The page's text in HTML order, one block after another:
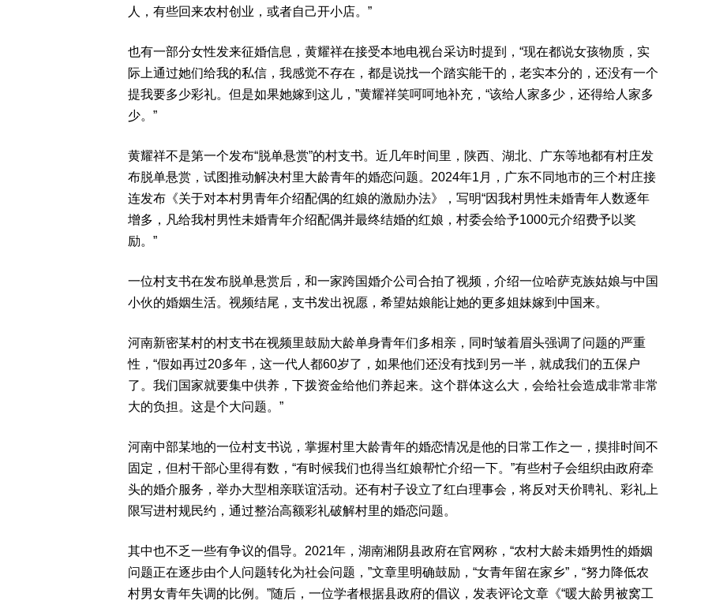
人，有些回来农村创业，或者自己开小店。”
也有一部分女性发来征婚信息，黄耀祥在接受本地电视台采访时提到，“现在都说女孩物质，实
际上通过她们给我的私信，我感觉不存在，都是说找一个踏实能干的，老实本分的，还没有一个
提我要多少彩礼。但是如果她嫁到这儿，”黄耀祥笑呵呵地补充，“该给人家多少，还得给人家多
少。”
黄耀祥不是第一个发布“脱单悬赏”的村支书。近几年时间里，陕西、湖北、广东等地都有村庄发
布脱单悬赏，试图推动解决村里大龄青年的婚恋问题。2024年1月，广东不同地市的三个村庄接
连发布《关于对本村男青年介绍配偶的红娘的激励办法》，写明“因我村男性未婚青年人数逐年
增多，凡给我村男性未婚青年介绍配偶并最终结婚的红娘，村委会给予1000元介绍费予以奖
励。”
一位村支书在发布脱单悬赏后，和一家跨国婚介公司合拍了视频，介绍一位哈萨克族姑娘与中国
小伙的婚姻生活。视频结尾，支书发出祝愿，希望姑娘能让她的更多姐妹嫁到中国来。
河南新密某村的村支书在视频里鼓励大龄单身青年们多相亲，同时皱着眉头强调了问题的严重
性，“假如再过20多年，这一代人都60岁了，如果他们还没有找到另一半，就成我们的五保户
了。我们国家就要集中供养，下拨资金给他们养起来。这个群体这么大，会给社会造成非常非常
大的负担。这是个大问题。”
河南中部某地的一位村支书说，掌握村里大龄青年的婚恋情况是他的日常工作之一，摸排时间不
固定，但村干部心里得有数，“有时候我们也得当红娘帮忙介绍一下。”有些村子会组织由政府牵
头的婚介服务，举办大型相亲联谊活动。还有村子设立了红白理事会，将反对天价聘礼、彩礼上
限写进村规民约，通过整治高额彩礼破解村里的婚恋问题。
其中也不乏一些有争议的倡导。2021年，湖南湘阴县政府在官网称，“农村大龄未婚男性的婚姻
问题正在逐步由个人问题转化为社会问题，”文章里明确鼓励，“女青年留在家乡”，“努力降低农
村男女青年失调的比例。”随后，一位学者根据县政府的倡议，发表评论文章《“暖大龄男被窝工